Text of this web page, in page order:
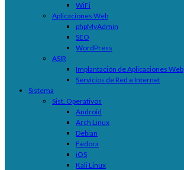
WiFi
Aplicaciones Web
phpMyAdmin
SEO
WordPress
ASIR
Implantación de Aplicaciones Web
Servicios de Red e Internet
Sistema
Sist. Operativos
Android
Arch Linux
Debian
Fedora
iOS
Kali Linux